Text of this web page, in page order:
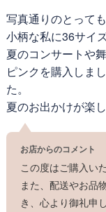
写真通りのとって
小柄な私に36サイ
夏のコンサートや
ピンクを購入しま
た。
夏のお出かけが楽し
お店からのコメント
この度はご購入い
また、配送やお品
き、心より御礼申